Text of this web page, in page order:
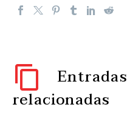
Entradas
relacionadas